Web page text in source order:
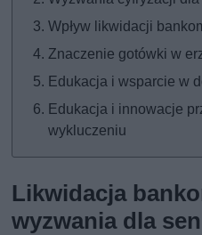
Wpływ likwidacji
Znaczenie gotówki w
Edukacja i wsparcie w
Edukacja i innowacje
wykluczeniu
Likwidacja
wyzwania dla